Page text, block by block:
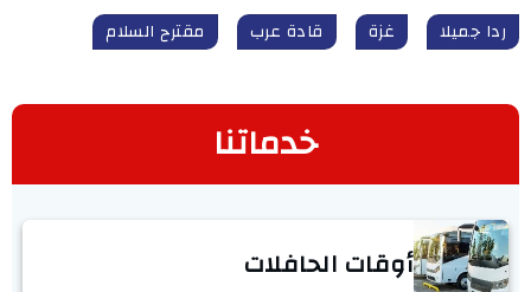
ردا جميلا
غزة قادة عرب مقترح السلام
خدماتنا
أوقات الحافلات